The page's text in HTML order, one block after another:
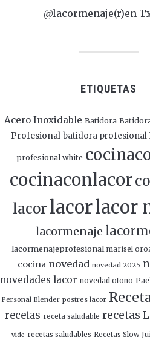
@lacormenaje(r)en
ETIQUETAS
Acero Inoxidable Batidora
Profesional batidora profesional
profesional white
cocinaconlacor
lacor lacorlacor
lacormenaje
lacormenajeprofesional marisel
cocina novedad novedad 2025
novedades lacor novedad otoño
Personal Blender postres lacor
recetas receta saludable recetas
vide recetas saludables Recetas Slow